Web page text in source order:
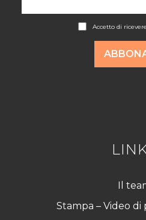
Accetto di
Il
Stampa – Video